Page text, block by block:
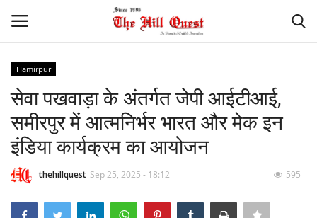
Home
National
Hamirpur
सेवा पखवाड़ा के अंतर्गत जेपी आईटीआई,
समीरपुर में आत्मनिर्भर भारत और मेक इन
इंडिया कार्यक्रम का आयोजन
thehillquest Sep 25, 2025 - 18:12 595